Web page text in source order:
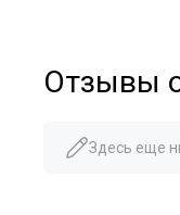
Отзывы
Здесь еще